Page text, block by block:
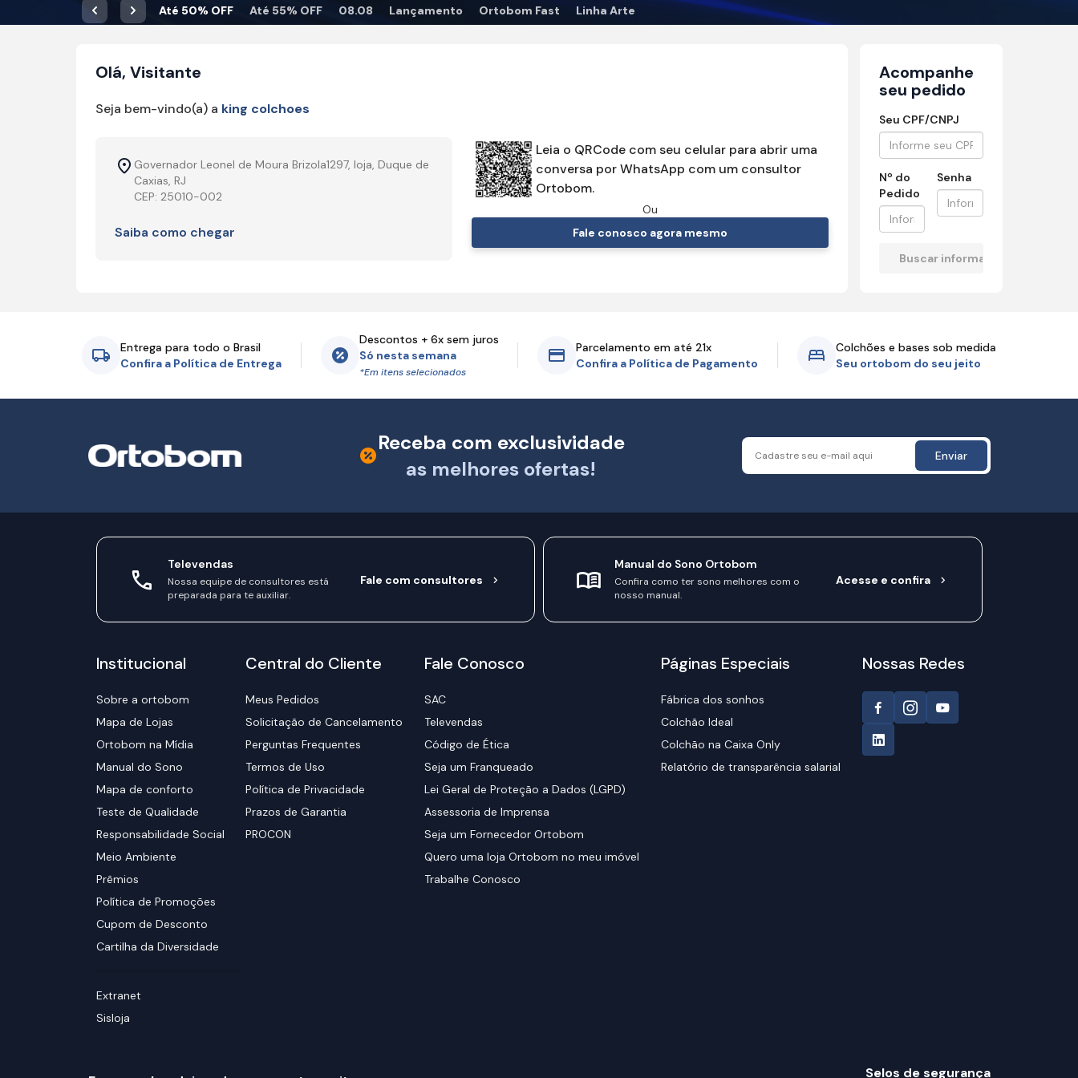
AnteriorPróximoAté 50% OFF Até 55% OFF 08.08 Lançamento Ortobom Fast Linha Arte
Olá, Visitante
Seja bem-vindo(a) a king colchoes
Governador Leonel de Moura Brizola1297, loja, Duque de
Caxias, RJ
CEP: 25010-002
Saiba como chegar
Leia o QRCode com seu celular para abrir uma
conversa por WhatsApp com um consultor
Ortobom.
Ou
Fale conosco agora mesmo
Acompanhe
seu pedido
Seu CPF/CNPJ
Nº do
Pedido
Senha
Entrega para todo o Brasil
Confira a Política de Entrega
Descontos + 6x sem juros
Só nesta semana
*Em itens selecionados
Parcelamento em até 21x
Confira a Política de Pagamento
Colchões e bases sob medida
Seu ortobom do seu jeito
Receba com exclusividade
as melhores ofertas!
Enviar
Televendas
Nossa equipe de consultores está
preparada para te auxiliar.
Fale com consultores
Manual do Sono Ortobom
Confira como ter sono melhores com o
nosso manual.
Acesse e confira
Institucional
Sobre a ortobom
Mapa de Lojas
Ortobom na Mídia
Manual do Sono
Mapa de conforto
Teste de Qualidade
Responsabilidade Social
Meio Ambiente
Prêmios
Política de Promoções
Cupom de Desconto
Cartilha da Diversidade
Extranet
Sisloja
Central do Cliente
Meus Pedidos
Solicitação de Cancelamento
Perguntas Frequentes
Termos de Uso
Política de Privacidade
Prazos de Garantia
PROCON
Fale Conosco
SAC
Televendas
Código de Ética
Seja um Franqueado
Lei Geral de Proteção a Dados (LGPD)
Assessoria de Imprensa
Seja um Fornecedor Ortobom
Quero uma loja Ortobom no meu imóvel
Trabalhe Conosco
Páginas Especiais
Fábrica dos sonhos
Colchão Ideal
Colchão na Caixa Only
Relatório de transparência salarial
Nossas Redes
Selos de segurança